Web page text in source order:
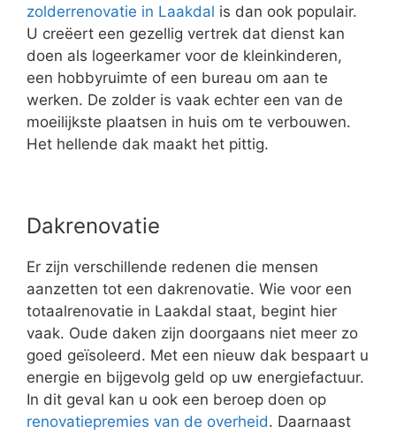
zolderrenovatie in Laakdal is dan ook populair.
U creëert een gezellig vertrek dat dienst kan
doen als logeerkamer voor de kleinkinderen,
een hobbyruimte of een bureau om aan te
werken. De zolder is vaak echter een van de
moeilijkste plaatsen in huis om te verbouwen.
Het hellende dak maakt het pittig.
Dakrenovatie
Er zijn verschillende redenen die mensen
aanzetten tot een dakrenovatie. Wie voor een
totaalrenovatie in Laakdal staat, begint hier
vaak. Oude daken zijn doorgaans niet meer zo
goed geïsoleerd. Met een nieuw dak bespaart u
energie en bijgevolg geld op uw energiefactuur.
In dit geval kan u ook een beroep doen op
renovatiepremies van de overheid. Daarnaast